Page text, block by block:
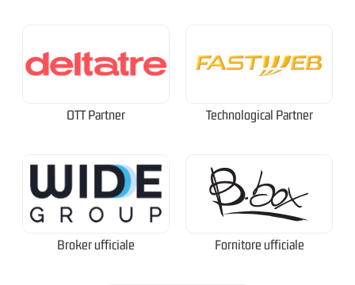
OTT Partner Technological Partner
Broker ufficiale Fornitore ufficiale